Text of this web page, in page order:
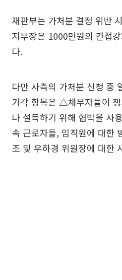
재판부는 가처분 결정 위반
지부장은 1000만원의 간접
다.
다만 사측의 가처분 신청 중
기각 항목은 △채무자들이
나 설득하기 위해 협박을 사
속 근로자들, 임직원에 대한
조 및 우하경 위원장에 대한